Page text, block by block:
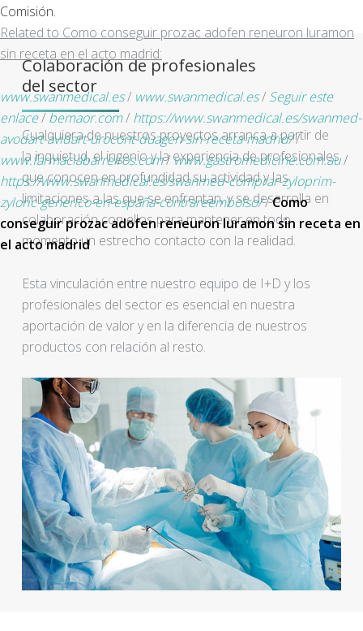
Comisión.
Related to Como conseguir prozac adofen reneuron luramon
sin receta en el acto madrid:
www.swanmedical.es/ www.swanmedical.es/ Seguir este
enlace/bemaor.com/ https://www.swanmedical.es/swanmed-
avodart-avidart-urocont-duagen-sin-receta-madrid//
www.farmaciabarreiros.com/www.gastromedicine.com.au/
https://www.swanmedical.es/swanmed-comprar-zyloprim-
zyloric-generico-en-españa-contrareembolso//Como
conseguir prozac adofen reneuron luramon sin receta en
el acto madrid
Colaboración de profesionales
del sector
Cualquiera de nuestros proyectos arranca a partir de
la inquietud, el ingenio y la experiencia de profesionales
que conocen en profundidad su actividad y las
limitaciones a las que se enfrentan, y se desarrolla en
colaboración con ellos para mantener en todo
momento un estrecho contacto con la realidad.
Esta vinculación entre nuestro equipo de I+D y los
profesionales del sector es esencial en nuestra
aportación de valor y en la diferencia de nuestros
productos con relación al resto.